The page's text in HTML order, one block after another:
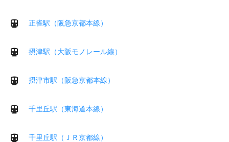
正雀駅（阪急京都本線）
摂津駅（大阪モノレール線）
摂津市駅（阪急京都本線）
千里丘駅（東海道本線）
千里丘駅（ＪＲ京都線）